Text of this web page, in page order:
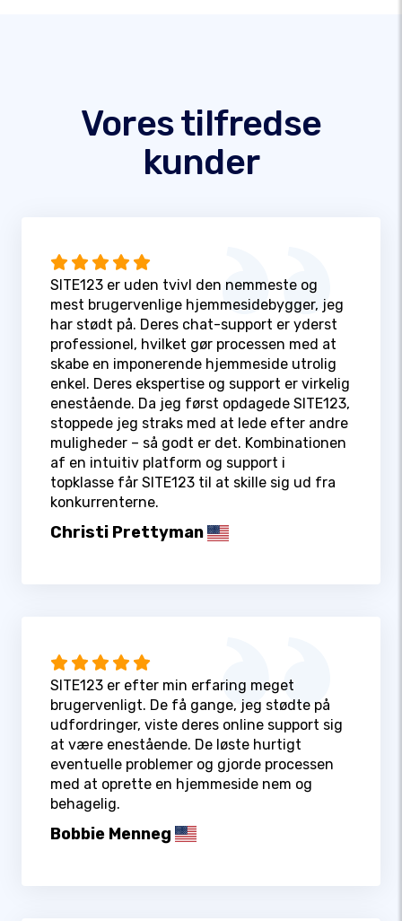
Vores tilfredse
kunder
SITE123 er uden tvivl den nemmeste og
mest brugervenlige hjemmesidebygger, jeg
har stødt på. Deres chat-support er yderst
professionel, hvilket gør processen med at
skabe en imponerende hjemmeside utrolig
enkel. Deres ekspertise og support er virkelig
enestående. Da jeg først opdagede SITE123,
stoppede jeg straks med at lede efter andre
muligheder – så godt er det. Kombinationen
af en intuitiv platform og support i
topklasse får SITE123 til at skille sig ud fra
konkurrenterne.
Christi Prettyman
SITE123 er efter min erfaring meget
brugervenligt. De få gange, jeg stødte på
udfordringer, viste deres online support sig
at være enestående. De løste hurtigt
eventuelle problemer og gjorde processen
med at oprette en hjemmeside nem og
behagelig.
Bobbie Menneg